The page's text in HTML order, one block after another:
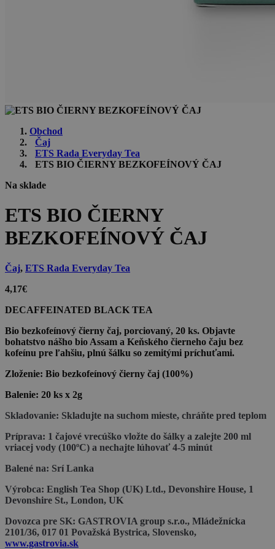
Obchod
Čaj
ETS Rada Everyday Tea
ETS BIO ČIERNY BEZKOFEÍNOVÝ ČAJ
Na sklade
ETS BIO ČIERNY
BEZKOFEÍNOVÝ ČAJ
Čaj, ETS Rada Everyday Tea
4,17€
DECAFFEINATED BLACK TEA
Bio bezkofeínový čierny čaj, porciovaný, 20 ks. Objavte
bohatstvo nášho bio Assam a Keňského čierneho čaju bez
kofeínu pre ľahšiu, plnú šálku so zemitými príchuťami.
Zloženie: Bio bezkofeínový čierny čaj (100%)
Balenie: 20 ks x 2g
Skladovanie: Skladujte na suchom mieste, chráňte pred teplom
Príprava: 1 čajové vrecúško vložte do šálky a zalejte 200 ml
vriacej vody (100ºC) a nechajte lúhovať 4-5 minút
Balené na: Srí Lanka
Výrobca: English Tea Shop (UK) Ltd., Devonshire House, 1
Devonshire St., London, UK
Dovozca pre SK: GASTROVIA group s.r.o., Mládežnícka
2101/36, 017 01 Považská Bystrica, Slovensko,
www.gastrovia.sk